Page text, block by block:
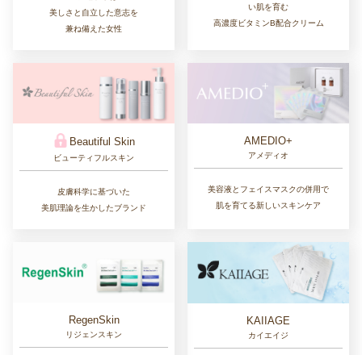
美しさと自立した意志を
兼ね備えた女性
い肌を育む
高濃度ビタミンB配合クリーム
Beautiful Skin
ビューティフルスキン
皮膚科学に基づいた
美肌理論を生かしたブランド
AMEDIO+
アメディオ
美容液とフェイスマスクの併用で
肌を育てる新しいスキンケア
RegenSkin
リジェンスキン
KAIIAGE
カイエイジ